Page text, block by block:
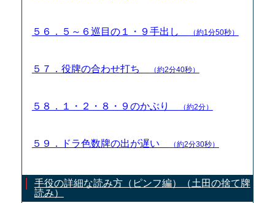
５６．５～６巡目の１・９手出し （約1分50秒）
５７．役牌の合わせ打ち （約2分40秒）
５８．１・２・８・９のかぶり （約2分）
５９．ドラ色数牌の出が遅い （約2分30秒）
手役の詳細な読み方（ピンフ編）（土田の捨て牌
読み）